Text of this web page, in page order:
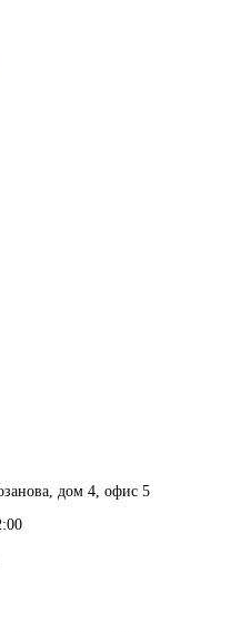
дом 4, офис 5